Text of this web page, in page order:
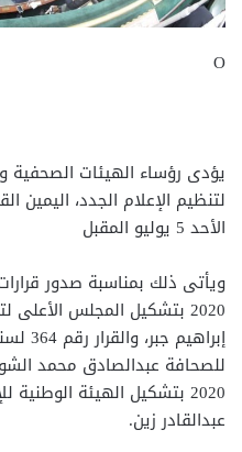
O
يؤدى رؤساء الهيئات الصحفية
لتنظيم الإعلام الجدد، اليمين
الأحد 5 يوليو المقبل
2020 بتشكيل المجلس
2020 بتشكيل الهيئة
عبدالقادر زين.